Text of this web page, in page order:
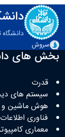
دانشگاه
سروش
بخش های
قدرت
سیستم های
هوش ماشین و
فناوری اطلاعات
معماری